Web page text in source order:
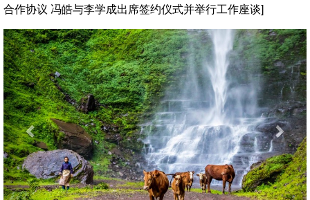
合作协议 冯皓与李学成出席签约仪式并举行工作座谈]
Previous